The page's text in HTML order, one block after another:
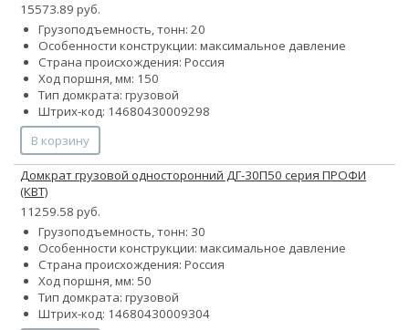
15573.89 руб.
Грузоподъемность, тонн: 20
Особенности конструкции: максимальное давление
Страна происхождения: Россия
Ход поршня, мм: 150
Тип домкрата: грузовой
Штрих-код: 14680430009298
В корзину
Домкрат грузовой односторонний ДГ-30П50 серия ПРОФИ
(КВТ)
11259.58 руб.
Грузоподъемность, тонн: 30
Особенности конструкции: максимальное давление
Страна происхождения: Россия
Ход поршня, мм: 50
Тип домкрата: грузовой
Штрих-код: 14680430009304